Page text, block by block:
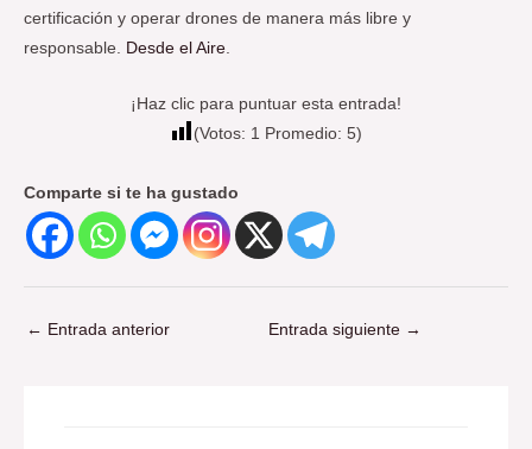
certificación y operar drones de manera más libre y
responsable. Desde el Aire.
¡Haz clic para puntuar esta entrada!
(Votos: 1 Promedio: 5)
Comparte si te ha gustado
← Entrada anterior Entrada siguiente →